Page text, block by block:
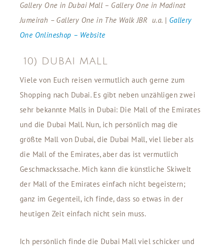
Gallery One in Dubai Mall – Gallery One in Madinat
Jumeirah – Gallery One in The Walk JBR u.a. | Gallery
One Onlineshop – Website
10) DUBAI MALL
Viele von Euch reisen vermutlich auch gerne zum
Shopping nach Dubai. Es gibt neben unzähligen zwei
sehr bekannte Malls in Dubai: Die Mall of the Emirates
und die Dubai Mall. Nun, ich persönlich mag die
größte Mall von Dubai, die Dubai Mall, viel lieber als
die Mall of the Emirates, aber das ist vermutlich
Geschmackssache. Mich kann die künstliche Skiwelt
der Mall of the Emirates einfach nicht begeistern;
ganz im Gegenteil, ich finde, dass so etwas in der
heutigen Zeit einfach nicht sein muss.
Ich persönlich finde die Dubai Mall viel schicker und